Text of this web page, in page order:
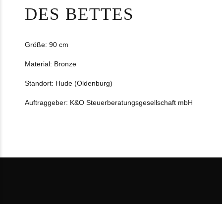
DES BETTES
Größe: 90 cm
Material: Bronze
Standort: Hude (Oldenburg)
Auftraggeber: K&O Steuerberatungsgesellschaft mbH